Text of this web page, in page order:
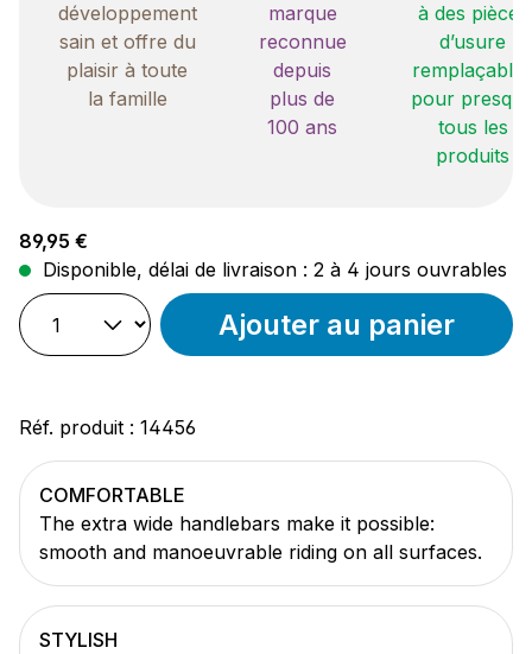
développement
sain et offre du
plaisir à toute
la famille
marque
reconnue
depuis
plus de
100 ans
à des pièces
d’usure
remplaçables
pour
tous les
produits
Prix régulier :
89,95 €
Disponible, délai de livraison : 2 à 4 jours ouvrables
Ajouter au panier
Réf. produit : 14456
COMFORTABLE
The extra wide handlebars make it possible:
smooth and manoeuvrable riding on all surfaces.
STYLISH